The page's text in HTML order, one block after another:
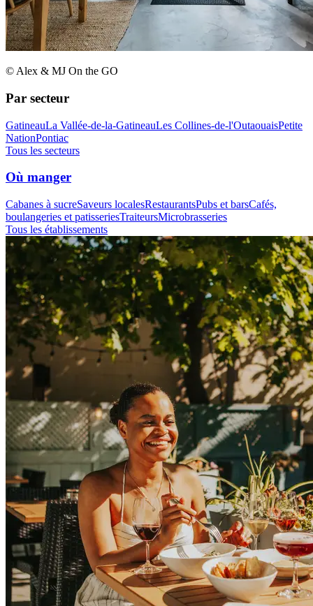
© Alex & MJ On the GO
Par secteur
GatineauLa Vallée-de-la-GatineauLes Collines-de-l'OutaouaisPetite
NationPontiac
Tous les secteurs
Où manger
Cabanes à sucreSaveurs localesRestaurantsPubs et barsCafés,
boulangeries et patisseriesTraiteursMicrobrasseries
Tous les établissements